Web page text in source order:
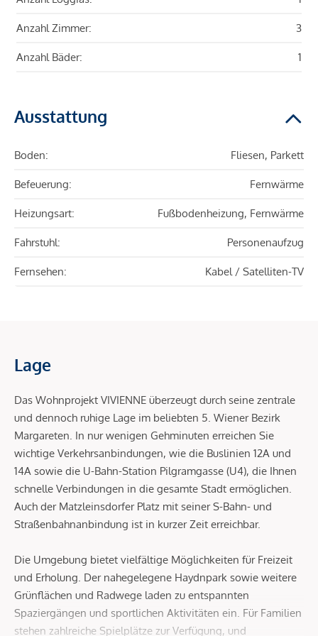
Anzahl Zimmer: 3
Anzahl Bäder: 1
Ausstattung
Boden: Fliesen, Parkett
Befeuerung: Fernwärme
Heizungsart: Fußbodenheizung, Fernwärme
Fahrstuhl: Personenaufzug
Fernsehen: Kabel / Satelliten-TV
Lage
Das Wohnprojekt VIVIENNE überzeugt durch seine zentrale
und dennoch ruhige Lage im beliebten 5. Wiener Bezirk
Margareten. In nur wenigen Gehminuten erreichen Sie
wichtige Verkehrsanbindungen, wie die Buslinien 12A und
14A sowie die U-Bahn-Station Pilgramgasse (U4), die Ihnen
schnelle Verbindungen in die gesamte Stadt ermöglichen.
Auch der Matzleinsdorfer Platz mit seiner S-Bahn- und
Straßenbahnanbindung ist in kurzer Zeit erreichbar.
Die Umgebung bietet vielfältige Möglichkeiten für Freizeit
und Erholung. Der nahegelegene Haydnpark sowie weitere
Grünflächen und Radwege laden zu entspannten
Spaziergängen und sportlichen Aktivitäten ein. Für Familien
stehen zahlreiche Spielplätze zur Verfügung, und